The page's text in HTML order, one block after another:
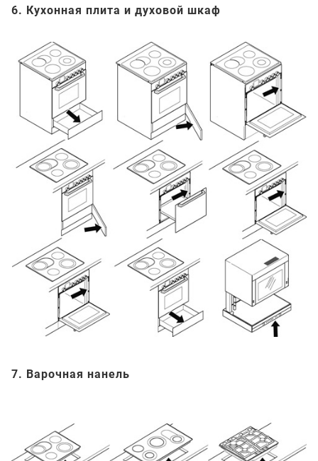
6. Кухонная плита и духовой шкаф
7. Варочная нанель